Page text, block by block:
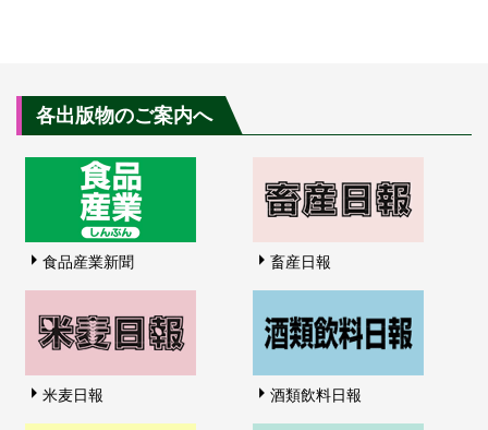
各出版物のご案内へ
食品産業新聞 畜産日報
米麦日報 酒類飲料日報